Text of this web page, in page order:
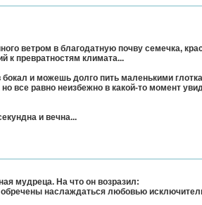
ветром в благодатную почву семечка,
к превратностям климата...
и можешь долго пить маленькими
все равно неизбежно в какой-то момент
и вечна...
мудреца. На что он возразил:
наслаждаться любовью